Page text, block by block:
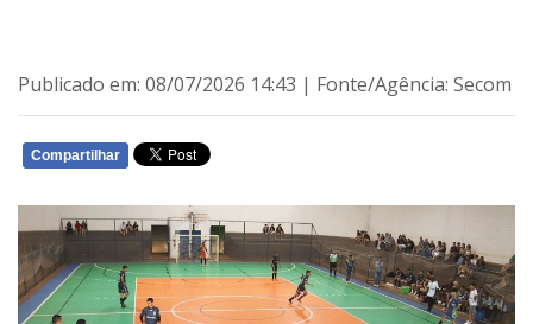
Publicado em: 08/07/2026 14:43 | Fonte/Agência: Secom
Compartilhar